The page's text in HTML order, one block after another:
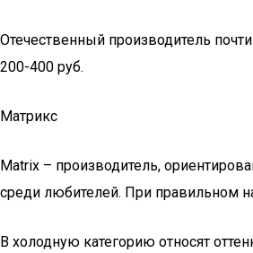
Отечественный производитель
200-400 руб.
Матрикс
Matrix – производитель,
среди любителей. При правильном
В холодную категорию относят